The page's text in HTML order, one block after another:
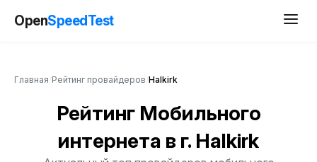
OpenSpeedTest
Главная Рейтинг провайдеров Halkirk
Рейтинг Мобильного
интернета в г. Halkirk